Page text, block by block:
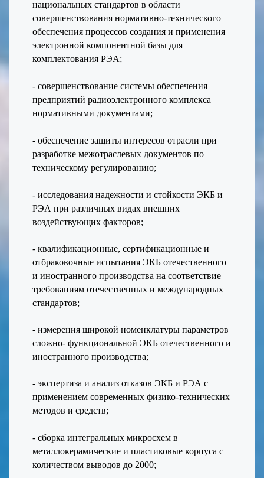
национальных стандартов в области
совершенствования нормативно-технического
обеспечения процессов создания и применения
электронной компонентной базы для
комплектования РЭА;
- совершенствование системы обеспечения
предприятий радиоэлектронного комплекса
нормативными документами;
- обеспечение защиты интересов отрасли при
разработке межотраслевых документов по
техническому регулированию;
- исследования надежности и стойкости ЭКБ и
РЭА при различных видах внешних
воздействующих факторов;
- квалификационные, сертификационные и
отбраковочные испытания ЭКБ отечественного
и иностранного производства на соответствие
требованиям отечественных и международных
стандартов;
- измерения широкой номенклатуры параметров
сложно- функциональной ЭКБ отечественного и
иностранного производства;
- экспертиза и анализ отказов ЭКБ и РЭА с
применением современных физико-технических
методов и средств;
- сборка интегральных микросхем в
металлокерамические и пластиковые корпуса с
количеством выводов до 2000;